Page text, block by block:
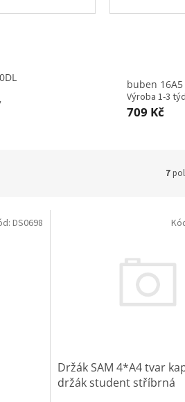
buben 16A5
Výroba 1-3
709 Kč
7
DS0698
Držák SAM 4*A4 tvar
držák student stříbrná